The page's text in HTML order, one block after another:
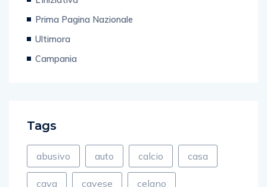
Prima Pagina Nazionale
Ultimora
Campania
abusivo auto calcio casa
cava cavese celano